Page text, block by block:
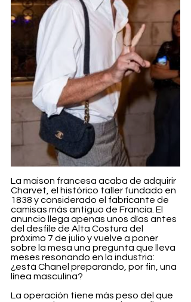
La maison francesa acaba de adquirir
Charvet, el histórico taller fundado en
1838 y considerado el fabricante de
camisas más antiguo de Francia. El
anuncio llega apenas unos días antes
del desfile de Alta Costura del
próximo 7 de julio y vuelve a poner
sobre la mesa una pregunta que lleva
meses resonando en la industria:
¿está Chanel preparando, por fin, una
línea masculina?
La operación tiene más peso del que